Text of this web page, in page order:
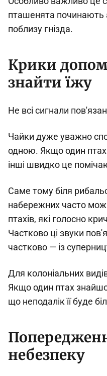
пташенята починають
поблизу гнізда.
Крики
знайти їжу
Не всі сигнали
Чайки дуже уважно
одною. Якщо один
інші швидко це
Саме тому біля
набережних часто
птахів, які голосно
Частково ці звуки
частково — із
Для колоніальних
Якщо один птах
що неподалік її буде
небезпеку